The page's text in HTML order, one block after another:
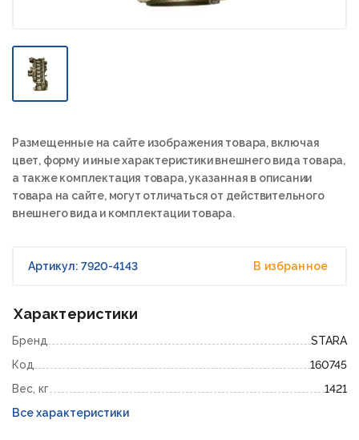
Размещенные на сайте изображения товара, включая
цвет, форму и иные характеристики внешнего вида товара,
а также комплектация товара, указанная в описании
товара на сайте, могут отличаться от действительного
внешнего вида и комплектации товара.
Артикул: 7920-4143 В избранное
Характеристики
Бренд
STARA
Код
160745
Вес, кг
1421
Все характеристики